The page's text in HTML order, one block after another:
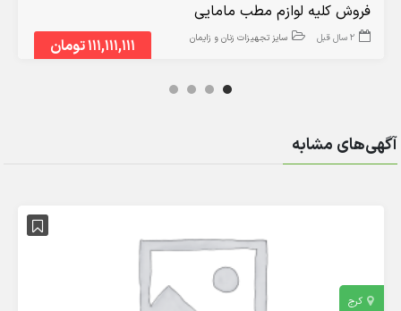
111,111,111 تومان
فروش کلیه لوازم مطب مامایی
2 سال قبل سایز تجهیزات زنان و زایمان
آگهی‌های مشابه
کرج